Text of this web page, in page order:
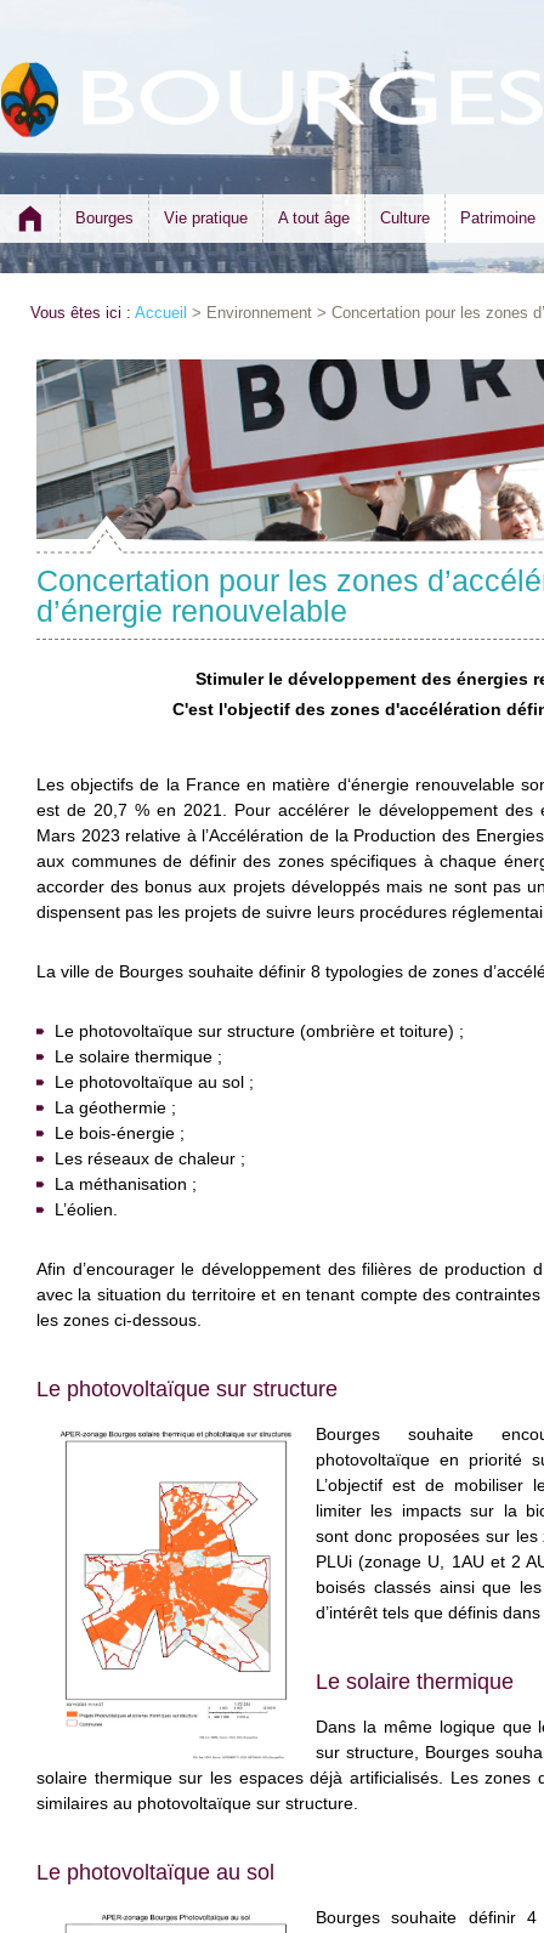
Bourges Vie pratique A tout âge Culture Patrimoine
Vous êtes ici : Accueil > Environnement > Concertation pour les zones
Concertation pour les zones
d’énergie renouvelable
Stimuler le développement des énergies
C'est l'objectif des zones d'accélération
Les objectifs de la France en matière d‘énergie renouvelable
est de 20,7 % en 2021. Pour accélérer le développement des
Mars 2023 relative à l’Accélération de la Production des
aux communes de définir des zones spécifiques à chaque
accorder des bonus aux projets développés mais ne sont pas
dispensent pas les projets de suivre leurs procédures
La ville de Bourges souhaite définir 8 typologies de zones
Le photovoltaïque sur structure (ombrière et toiture) ;
Le solaire thermique ;
Le photovoltaïque au sol ;
La géothermie ;
Le bois-énergie ;
Les réseaux de chaleur ;
La méthanisation ;
L’éolien.
Afin d’encourager le développement des filières de production
avec la situation du territoire et en tenant compte des
les zones ci-dessous.
Le photovoltaïque sur structure
Bourges souhaite
photovoltaïque en priorité
L’objectif est de mobiliser
limiter les impacts sur la
sont donc proposées sur
PLUi (zonage U, 1AU et 2
boisés classés ainsi que
d’intérêt tels que définis
Le solaire thermique
Dans la même logique que
sur structure, Bourges
solaire thermique sur les espaces déjà artificialisés. Les zones
similaires au photovoltaïque sur structure.
Le photovoltaïque au sol
Bourges souhaite définir